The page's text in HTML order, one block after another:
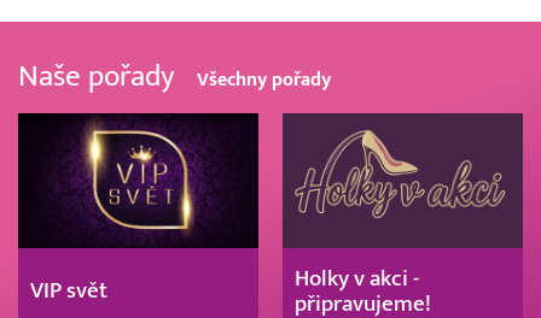
Naše pořady Všechny pořady
VIP svět
Holky v akci -
připravujeme!